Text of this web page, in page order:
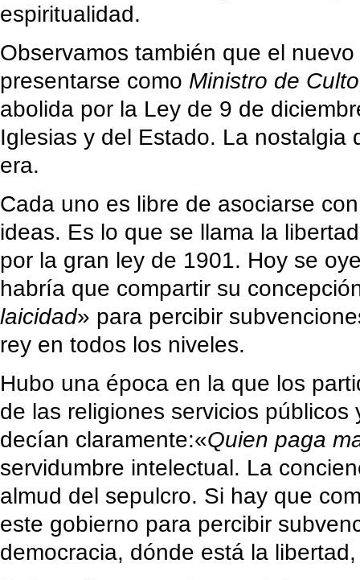
espiritualidad.
Observamos también que el
presentarse como Ministro de
abolida por la Ley de 9 de
Iglesias y del Estado. La nostalgia
era.
Cada uno es libre de asociarse
ideas. Es lo que se llama la
por la gran ley de 1901. Hoy se
habría que compartir su
laicidad» para percibir
rey en todos los niveles.
Hubo una época en la que los
de las religiones servicios
decían claramente:«Quien paga
servidumbre intelectual. La
almud del sepulcro. Si hay que
este gobierno para percibir
democracia, dónde está la